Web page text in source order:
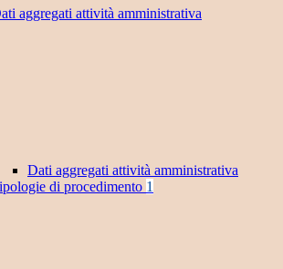
aggregati attività amministrativa
Dati aggregati attività amministrativa
di procedimento 1